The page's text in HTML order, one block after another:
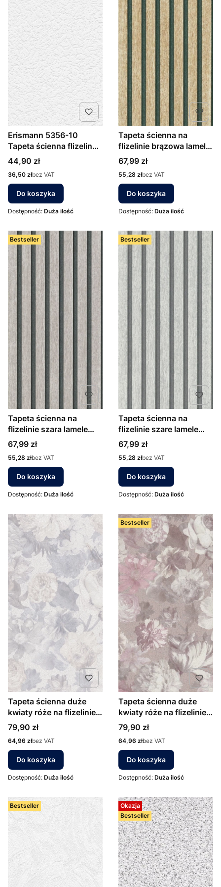
Erismann 5356-10
Tapeta ścienna flizelina
malowanka 10mb
Cena
44,90 zł
Cena
36,50 złbez VAT
Do koszyka
Dostępność: Duża ilość
Tapeta ścienna na
flizelinie brązowa lamele
10400-32
Cena
67,99 zł
Cena
55,28 złbez VAT
Do koszyka
Dostępność: Duża ilość
Bestseller
Tapeta ścienna na
flizelinie szara lamele
10400-38
Cena
67,99 zł
Cena
55,28 złbez VAT
Do koszyka
Dostępność: Duża ilość
Bestseller
Tapeta ścienna na
flizelinie szare lamele
10400-31
Cena
67,99 zł
Cena
55,28 złbez VAT
Do koszyka
Dostępność: Duża ilość
Tapeta ścienna duże
kwiaty róże na flizelinie
02513-02 Erismann
Cena
79,90 zł
Cena
64,96 złbez VAT
Do koszyka
Dostępność: Duża ilość
Bestseller
Tapeta ścienna duże
kwiaty róże na flizelinie
02513-70 Erismann
Cena
79,90 zł
Cena
64,96 złbez VAT
Do koszyka
Dostępność: Duża ilość
Bestseller
Okazja
Bestseller